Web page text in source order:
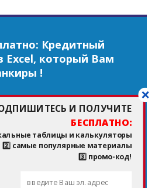
Кредитный
Excel, который Вам
!
файлов!
И ПОЛУЧИТЕ
БЕСПЛАТНО:
таблицы и калькуляторы
2️⃣ самые популярные материалы
3️⃣ промо-код!